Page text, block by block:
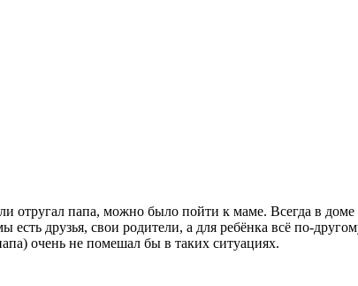
отругал папа, можно было пойти к маме. Всегда в доме
друзья, свои родители, а для ребёнка всё по-
очень не помешал бы в таких ситуациях.